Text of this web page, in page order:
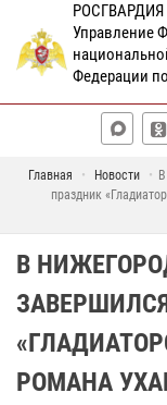
РОСГВАРДИЯ
Управление
Федерации
Главная Новости
праздник
В
РОМАНА